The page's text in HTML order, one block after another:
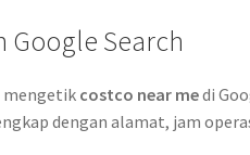
Google Search
mengetikcostco near medi
dengan alamat, jam